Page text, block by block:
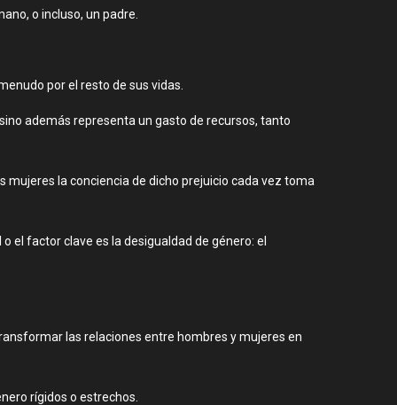
o incluso, un padre.
por el resto de sus vidas.
además representa un gasto de recursos, tanto
la conciencia de dicho prejuicio cada vez toma
el factor clave es la desigualdad de género: el
las relaciones entre hombres y mujeres en
rígidos o estrechos.